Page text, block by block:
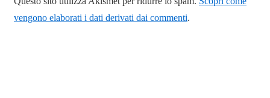
vengono elaborati i dati derivati dai commenti.